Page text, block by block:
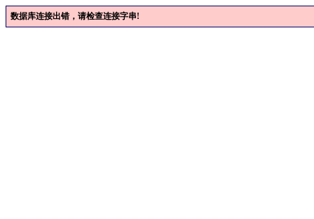
数据库连接出错，请检查连接字串!